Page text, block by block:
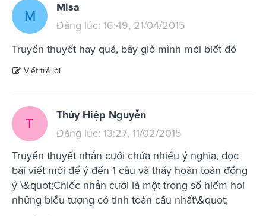
M
Misa
Đăng lúc: 16:49, 21/04/2015
Truyền thuyết hay quá, bây giờ mình mới biết đó
Viết trả lời
T
Thúy Hiệp Nguyễn
Đăng lúc: 13:27, 11/02/2015
Truyền thuyết nhẫn cưới chứa nhiều ý nghĩa, đọc
bài viết mới để ý đến 1 câu và thấy hoàn toàn đồng
ý \&quot;Chiếc nhẫn cưới là một trong số hiếm hoi
những biểu tượng có tính toàn cầu nhất\&quot;